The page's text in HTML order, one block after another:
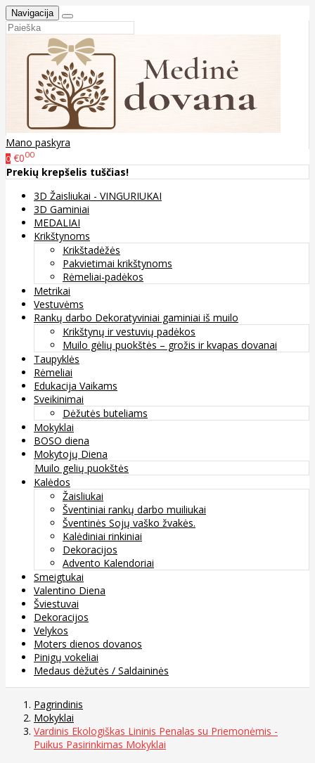
Navigacija
Mano paskyra
0 €000
Prekių krepšelis tuščias!
3D Žaisliukai - VINGURIUKAI
3D Gaminiai
MEDALIAI
Krikštynoms
Krikštadėžės
Pakvietimai krikštynoms
Rėmeliai-padėkos
Metrikai
Vestuvėms
Rankų darbo Dekoratyviniai gaminiai iš muilo
Krikštynų ir vestuvių padėkos
Muilo gėlių puokštės – grožis ir kvapas dovanai
Taupyklės
Rėmeliai
Edukacija Vaikams
Sveikinimai
Dėžutės buteliams
Mokyklai
BOSO diena
Mokytojų Diena
Muilo gelių puokštės
Kalėdos
Žaisliukai
Šventiniai rankų darbo muiliukai
Šventinės Sojų vaško žvakės.
Kalėdiniai rinkiniai
Dekoracijos
Advento Kalendoriai
Smeigtukai
Valentino Diena
Šviestuvai
Dekoracijos
Velykos
Moters dienos dovanos
Pinigų vokeliai
Medaus dėžutės / Saldaininės
Pagrindinis
Mokyklai
Vardinis Ekologiškas Lininis Penalas su Priemonėmis -
Puikus Pasirinkimas Mokyklai